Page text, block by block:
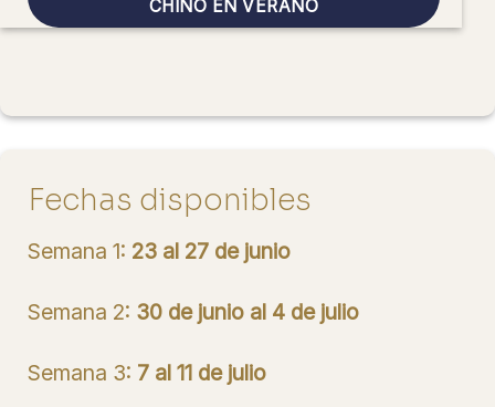
CHINO EN VERANO
Fechas disponibles
Semana 1: 23 al 27 de junio
Semana 2: 30 de junio al 4 de julio
Semana 3: 7 al 11 de julio